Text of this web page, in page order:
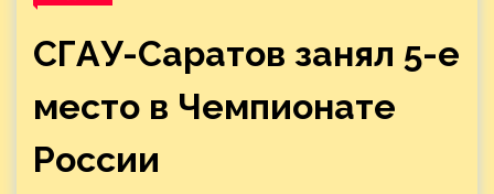
СГАУ-Саратов занял 5-е
место в Чемпионате
России